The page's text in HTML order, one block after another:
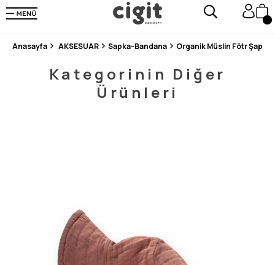
250.000'DEN FAZLA DEĞERLENDİRMEDE 5 ÜZERİNDEN 4.8 PUAN ALDI ⭐⭐⭐⭐⭐
3 MİLYONDAN FAZLA MUTLU MÜŞTERİ ❤️ 10 MİLYON ÜRÜN
Anasayfa AKSESUAR Sapka-Bandana Organik Müslin Fötr Şapka
Kategorinin Diğer
Ürünleri